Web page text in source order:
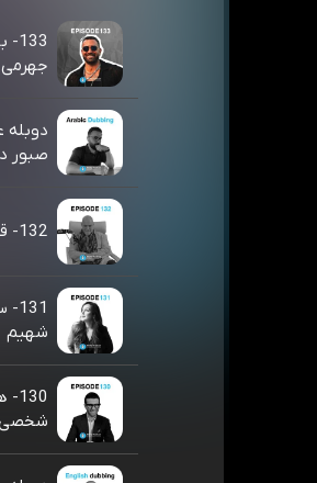
جهرمی
دوبله
صبور
132- قلب آگـــاهی | پی‌یــر روان
شهیم
شخصی |